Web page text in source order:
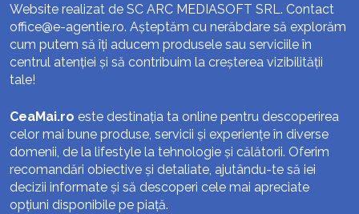
Website realizat de SC ARC MEDIASOFT SRL. Contact
office@e-agentie.ro. Așteptăm cu nerăbdare să explorăm
cum putem să îți aducem produsele sau serviciile în
centrul atenției și să contribuim la creșterea vizibilității
tale!
CeaMai.ro este destinația ta online pentru descoperirea
celor mai bune produse, servicii și experiențe în diverse
domenii, de la lifestyle la tehnologie și călătorii. Oferim
recomandări obiective și detaliate, ajutându-te să iei
decizii informate și să descoperi cele mai apreciate
opțiuni disponibile pe piață.